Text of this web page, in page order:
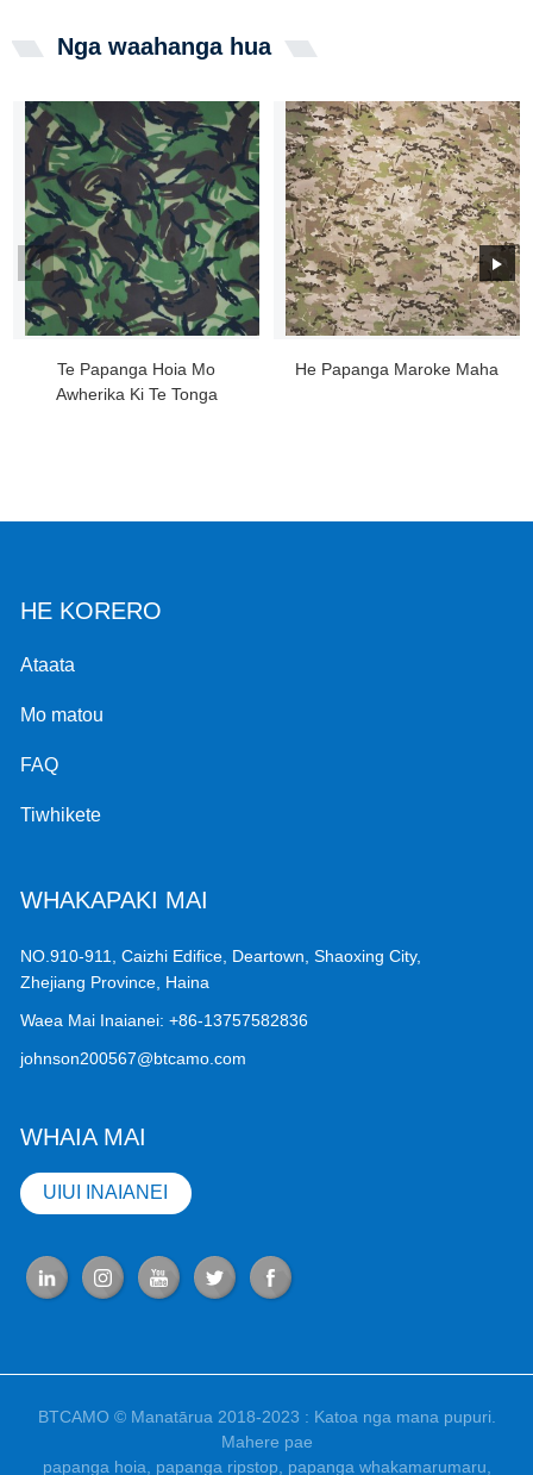
Nga waahanga hua
Te Papanga Hoia Mo
Awherika Ki Te Tonga
He Papanga Maroke Maha
HE KORERO
Ataata
Mo matou
FAQ
Tiwhikete
WHAKAPAKI MAI
NO.910-911, Caizhi Edifice, Deartown, Shaoxing City,
Zhejiang Province, Haina
Waea Mai Inaianei: +86-13757582836
johnson200567@btcamo.com
WHAIA MAI
UIUI INAIANEI
BTCAMO © Manatārua 2018-2023 : Katoa nga mana pupuri.
Mahere pae
papanga hoia
papanga ripstop papanga whakamarumaru